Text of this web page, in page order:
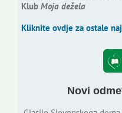
Klub Moja dežela
Kliknite ovdje za ostale
Novi